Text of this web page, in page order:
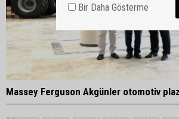
Massey Ferguson Akgünler otomotiv
Bir Daha Gösterme